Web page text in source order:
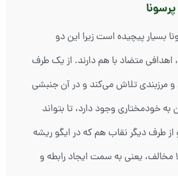
بسیار پیچیده است زیرا این دو
اهدافی متضاد با هم دارند. از یک طرف
و مرزبندی تلاش می‌کند و در آن جنبشی
به خودمختاری وجود دارد، تا بتواند
طرف دیگر نقاب هم که در ایگو ریشه
مخالف، یعنی به سمت ایجاد رابطه و